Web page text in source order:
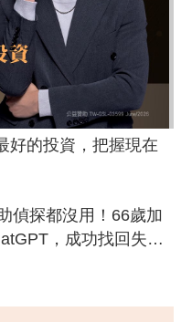
好的投資，把握現在
偵探都沒用！66歲加
，成功找回失散